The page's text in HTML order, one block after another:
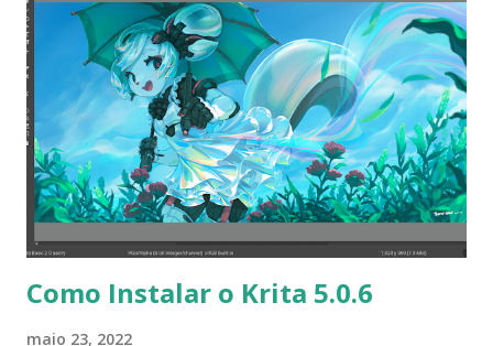
O produto é baseado no kernel Linux (std-def) 5.15,
linguagens de programação Perl 5.34, Python 3.9.6, GCC
10.3.1. As versões dos pacotes do repositório p10 podem
ser visualizadas em packages. Altlinux.org." Para ler a nota
de lançamento clique aqui . Para baixar clique no link: alt-
kworkstation-10.0-install-x86_64.iso
Como Instalar o Krita 5.0.6
maio 23, 2022